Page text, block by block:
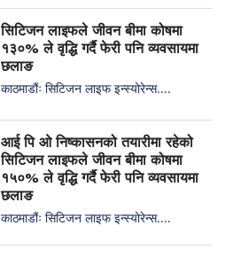
सिटिजन लाइफले जीवन बीमा कोषमा
१३०% ले वृद्धि गर्दै फेरी पनि व्यवसायमा
छलाङ
काठमाडौंः सिटिजन लाइफ इन्स्योरेन्स....
आई पि ओ निष्कासनको तयारीमा रहेको
सिटिजन लाइफले जीवन बीमा कोषमा
१५०% ले वृद्धि गर्दै फेरी पनि व्यवसायमा
छलाङ
काठमाडौंः सिटिजन लाइफ इन्स्योरेन्स....